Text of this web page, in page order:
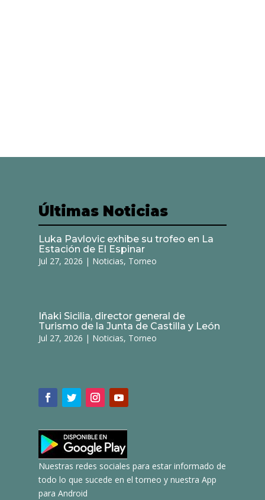
Últimas Noticias
Luka Pavlovic exhibe su trofeo en La
Estación de El Espinar
Jul 27, 2026 | Noticias, Torneo
Iñaki Sicilia, director general de
Turismo de la Junta de Castilla y León
Jul 27, 2026 | Noticias, Torneo
Nuestras redes sociales para estar informado de
todo lo que sucede en el torneo y nuestra App
para Android